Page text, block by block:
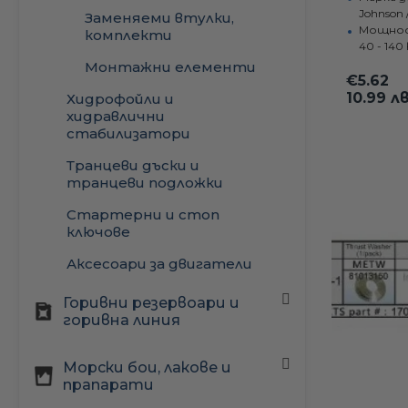
Заменяеми втулки,
комплекти
Монтажни елементи
Хидрофойли и
хидравлични
стабилизатори
Транцеви дъски и
транцеви подложки
Стартерни и стоп
ключове
Аксесоари за двигатели
Горивни резервоари и
горивна линия
Щуцери / Конектори за
гориво
Морски бои, лакове и
прапарати
Johnson
40 - 140
€5.62
10.99